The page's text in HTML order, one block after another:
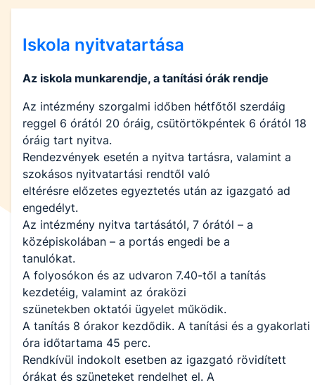
Iskola nyitvatartása
Az iskola munkarendje, a tanítási órák rendje
Az intézmény szorgalmi időben hétfőtől szerdáig
reggel 6 órától 20 óráig, csütörtökpéntek 6 órától 18
óráig tart nyitva.
Rendezvények esetén a nyitva tartásra, valamint a
szokásos nyitvatartási rendtől való
eltérésre előzetes egyeztetés után az igazgató ad
engedélyt.
Az intézmény nyitva tartásától, 7 órától – a
középiskolában – a portás engedi be a
tanulókat.
A folyosókon és az udvaron 7.40-től a tanítás
kezdetéig, valamint az óraközi
szünetekben oktatói ügyelet működik.
A tanítás 8 órakor kezdődik. A tanítási és a gyakorlati
óra időtartama 45 perc.
Rendkívül indokolt esetben az igazgató rövidített
órákat és szüneteket rendelhet el. A